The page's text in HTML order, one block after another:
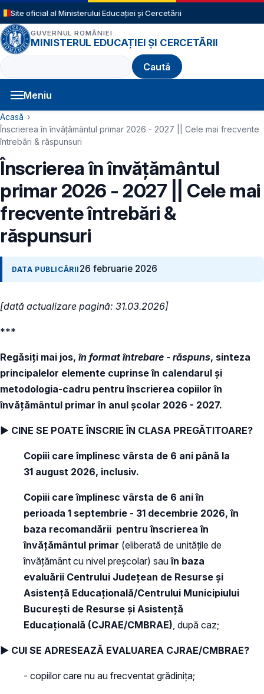
Sari la conținutul principal
Site oficial al Ministerului Educației și Cercetării
GUVERNUL ROMÂNIEI
MINISTERUL EDUCAȚIEI ȘI CERCETĂRII
Caută
Meniu
Navigație principală
Cale de navigare
Acasă
Înscrierea în învățământul primar 2026 - 2027 || Cele mai frecvente
întrebări & răspunsuri
Înscrierea în învățământul
primar 2026 - 2027 || Cele mai
frecvente întrebări &
răspunsuri
DATA PUBLICĂRII 26 februarie 2026
[dată actualizare pagină: 31.03.2026]
***
Regăsiți mai jos, în format întrebare - răspuns, sinteza
principalelor elemente cuprinse în calendarul și
metodologia-cadru pentru înscrierea copiilor în
învăţământul primar în anul şcolar 2026 - 2027.
► CINE SE POATE ÎNSCRIE ÎN CLASA PREGĂTITOARE?
Copiii care împlinesc vârsta de 6 ani până la
31 august 2026, inclusiv.
Copiii care împlinesc vârsta de 6 ani în
perioada 1 septembrie - 31 decembrie 2026, în
baza recomandării pentru înscrierea în
învățământul primar (eliberată de unitățile de
învățământ cu nivel preșcolar) sauîn baza
evaluării Centrului Judeţean de Resurse şi
Asistenţă Educaţională/Centrului Municipiului
București de Resurse și Asistență
Educațională (CJRAE/CMBRAE) , după caz;
► CUI SE ADRESEAZĂ EVALUAREA CJRAE/CMBRAE?
- copiilor care nu au frecventat grădinița;